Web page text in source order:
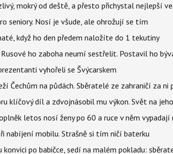
mokrý od deště, a přesto přichystal nejlepší
seniory. Nosí je všude, ale ohrožují se tím
když ho den předem naložíte do 1 tekutiny
ho zaboha neumí sestřelit. Postavil ho
vyhořeli se Švýcarskem
Čechům na půdách. Sběratelé ze zahraničí za
klíčový díl a zdvojnásobil mu výkon. Svět na
letos nosí ženy po 60 a ruce v něm vypadají
nabíjení mobilu. Strašně si tím ničí baterku
po babičce, sedí na malém pokladu: